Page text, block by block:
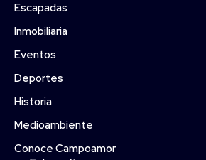
Escapadas
Inmobiliaria
Eventos
Deportes
Historia
Medioambiente
Conoce Campoamor